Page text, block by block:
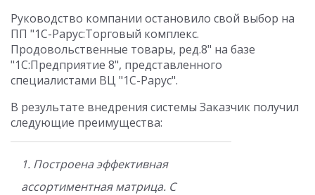
Руководство компании остановило свой выбор на
ПП "1С-Рарус:Торговый комплекс.
Продовольственные товары, ред.8" на базе
"1С:Предприятие 8", представленного
специалистами ВЦ "1С-Рарус".
В результате внедрения системы Заказчик получил
следующие преимущества:
1. Построена эффективная
ассортиментная матрица. С